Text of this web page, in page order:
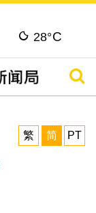
28°C
搜寻
繁
简 PT